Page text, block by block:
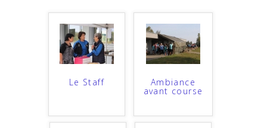
Le Staff Ambiance
avant course